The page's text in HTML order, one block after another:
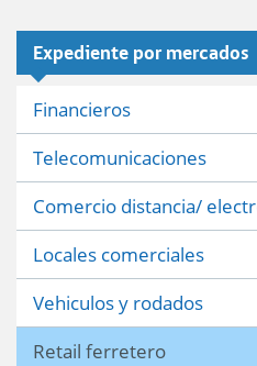
Expediente por mercados
Financieros
Telecomunicaciones
Comercio distancia/
Locales comerciales
Vehiculos y rodados
Retail ferretero